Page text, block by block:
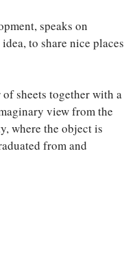
speaks on
to share nice places
sheets together with a
view from the
where the object is
from and